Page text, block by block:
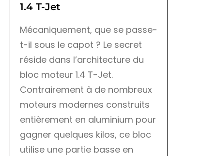
1.4 T-Jet
Mécaniquement, que se passe-
t-il sous le capot ? Le secret
réside dans l’architecture du
bloc moteur 1.4 T-Jet.
Contrairement à de nombreux
moteurs modernes construits
entièrement en aluminium pour
gagner quelques kilos, ce bloc
utilise une partie basse en